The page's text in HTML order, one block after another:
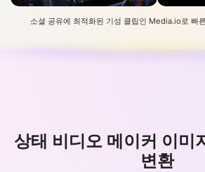
소셜 공유에 최적화된 기성 클립인 Media.io로 빠
상태 비디오 메이커 이미
변환